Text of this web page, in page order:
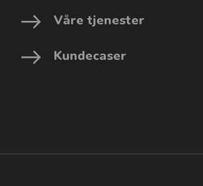
Våre tjenester
Kundecaser